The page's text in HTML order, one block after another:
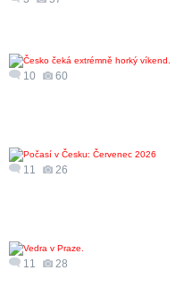
10 60
11 26
11 28